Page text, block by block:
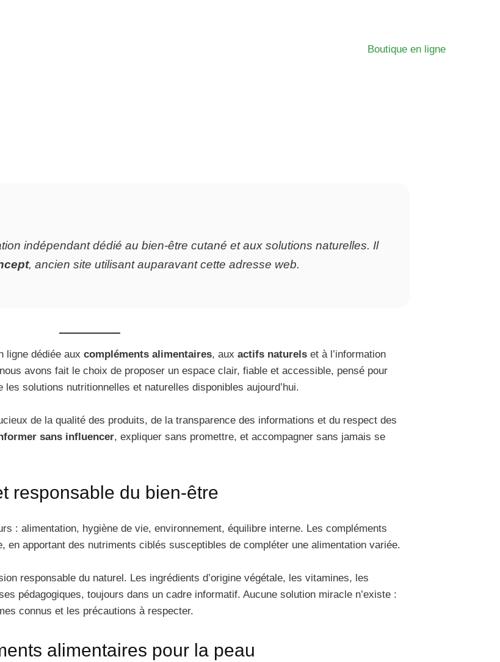
Boutique en ligne
indépendant dédié au bien‑être cutané et aux solutions naturelles. Il
, ancien site utilisant auparavant cette adresse web.
ligne dédiée aux compléments alimentaires, aux actifs naturels et à l’information
avons fait le choix de proposer un espace clair, fiable et accessible, pensé pour
solutions nutritionnelles et naturelles disponibles aujourd’hui.
de la qualité des produits, de la transparence des informations et du respect des
sans influencer, expliquer sans promettre, et accompagner sans jamais se
responsable du bien‑être
: alimentation, hygiène de vie, environnement, équilibre interne. Les compléments
en apportant des nutriments ciblés susceptibles de compléter une alimentation variée.
responsable du naturel. Les ingrédients d’origine végétale, les vitamines, les
pédagogiques, toujours dans un cadre informatif. Aucune solution miracle n’existe :
connus et les précautions à respecter.
alimentaires pour la peau